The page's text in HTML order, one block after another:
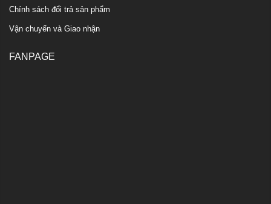
Chính sách đổi trả sản phẩm
Vận chuyển và Giao nhận
FANPAGE